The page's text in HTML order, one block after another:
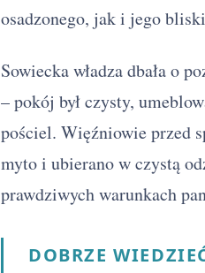
osadzonego, jak i jego
Sowiecka władza dbała o
– pokój był czysty,
pościel. Więźniowie przed
myto i ubierano w czystą
prawdziwych warunkach
DOBRZE
1 Inny świat - streszczenie
3 Plan wydarzeń - Inny
4 Kontekst historyczny
Kontekst filozoficzny i
7 Kategorie więźniów i